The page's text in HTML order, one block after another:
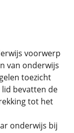
voorwerp
van onderwijs
toezicht
bevatten de
tot het
onderwijs bij